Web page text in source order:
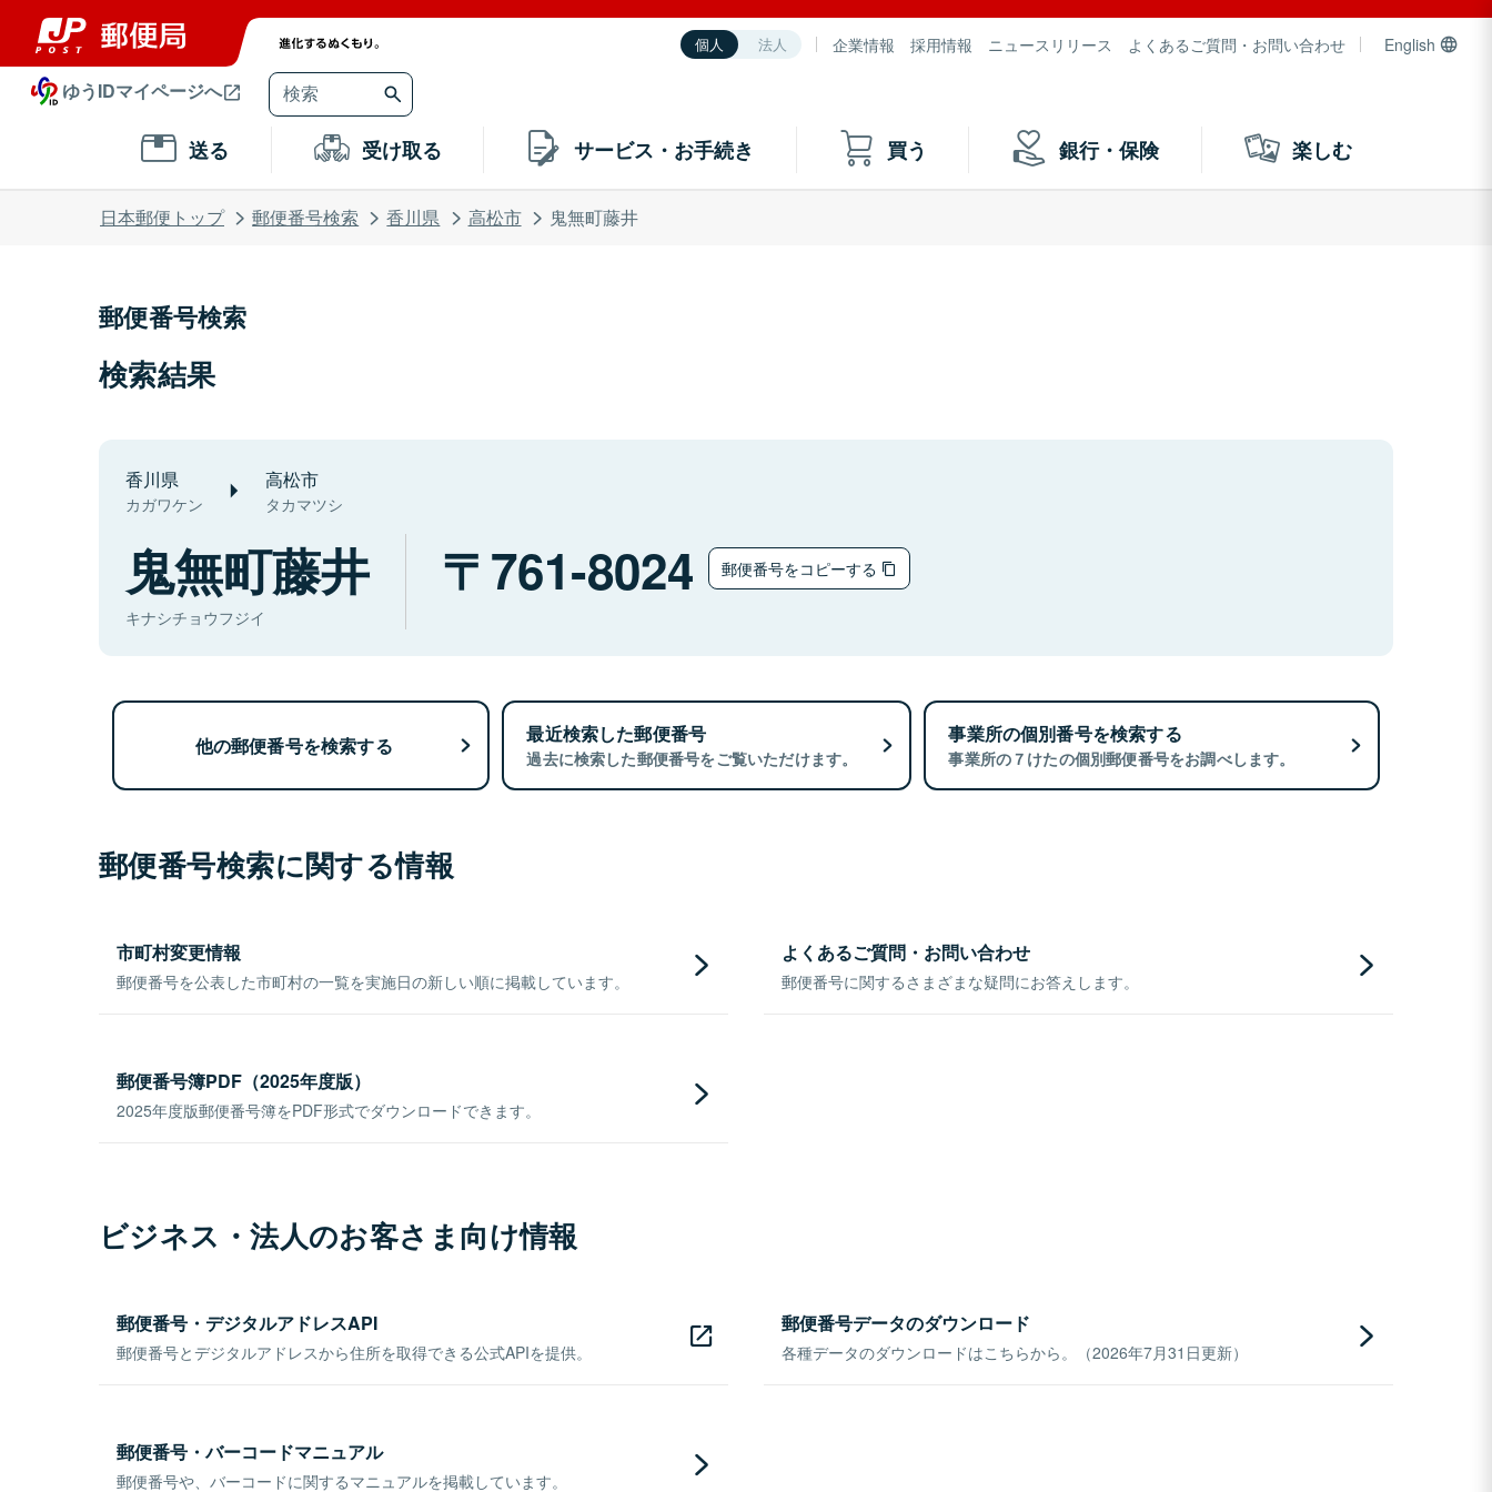
個人 法人 企業情報 採用情報 ニュースリリース よくあるご質問・お問い合わせ English
ゆうIDマイページへ
送る 受け取る サービス・お手続き 買う 銀行・保険 楽しむ
日本郵便トップ 郵便番号検索 香川県 高松市 鬼無町藤井
郵便番号検索
検索結果
香川県
カガワケン
高松市
タカマツシ
鬼無町藤井
キナシチョウフジイ
761-8024 郵便番号をコピーする
他の郵便番号を検索する 最近検索した郵便番号
過去に検索した郵便番号をご覧いただけます。
事業所の個別番号を検索する
事業所の７けたの個別郵便番号をお調べします。
郵便番号検索に関する情報
市町村変更情報
郵便番号を公表した市町村の一覧を実施日の新しい順に掲載しています。
よくあるご質問・お問い合わせ
郵便番号に関するさまざまな疑問にお答えします。
郵便番号簿PDF（2025年度版）
2025年度版郵便番号簿をPDF形式でダウンロードできます。
ビジネス・法人のお客さま向け情報
郵便番号・デジタルアドレスAPI
郵便番号とデジタルアドレスから住所を取得できる公式APIを提供。
郵便番号データのダウンロード
各種データのダウンロードはこちらから。（2026年7月31日更新）
郵便番号・バーコードマニュアル
郵便番号や、バーコードに関するマニュアルを掲載しています。